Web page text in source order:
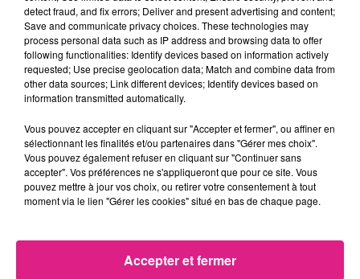
Bonne chance à touffe.
FIL ACTUS
6 août 2026
Metz : une distribution de lunette gratuite pour voir l’éclipse
5 août 2026
Casting de Woof : l'Euro-Métropole de Metz part à la recherche de...
4 août 2026
Officiel : Gauthier Hein quitte le FC Metz pour l'OGC Nice
Eclipse Solaire du 12 août : où voir ce phénomène en Lorraine ?
detect fraud, and fix errors; Deliver and present advertising and content;
Save and communicate privacy choices. These technologies may
process personal data such as IP address and browsing data to offer
following functionalities: Identify devices based on information actively
requested; Use precise geolocation data; Match and combine data from
other data sources; Link different devices; Identify devices based on
information transmitted automatically.
Vous pouvez accepter en cliquant sur "Accepter et fermer", ou affiner en
sélectionnant les finalités et/ou partenaires dans "Gérer mes choix".
Vous pouvez également refuser en cliquant sur "Continuer sans
accepter". Vos préférences ne s'appliqueront que pour ce site. Vous
pouvez mettre à jour vos choix, ou retirer votre consentement à tout
moment via le lien "Gérer les cookies" situé en bas de chaque page.
Accepter et fermer